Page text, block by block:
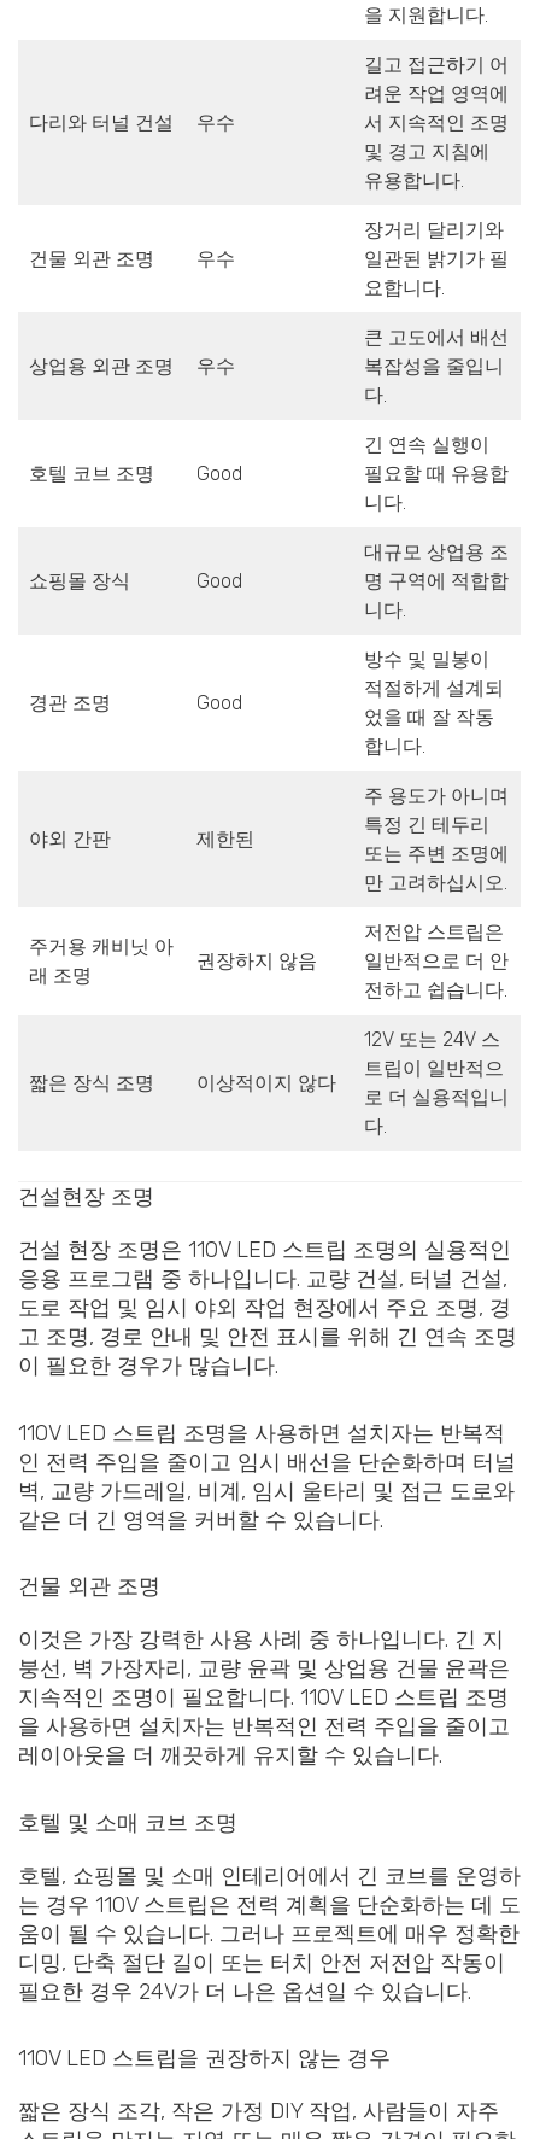
을 지원합니다.
다리와 터널 건설 우수
길고 접근하기 어
려운 작업 영역에
서 지속적인 조명
및 경고 지침에
유용합니다.
건물 외관 조명 우수
장거리 달리기와
일관된 밝기가 필
요합니다.
상업용 외관 조명 우수
큰 고도에서 배선
복잡성을 줄입니
다.
호텔 코브 조명 Good
긴 연속 실행이
필요할 때 유용합
니다.
쇼핑몰 장식 Good
대규모 상업용 조
명 구역에 적합합
니다.
경관 조명 Good
방수 및 밀봉이
적절하게 설계되
었을 때 잘 작동
합니다.
야외 간판 제한된
주 용도가 아니며
특정 긴 테두리
또는 주변 조명에
만 고려하십시오.
주거용 캐비닛 아
래 조명
권장하지 않음
저전압 스트립은
일반적으로 더 안
전하고 쉽습니다.
짧은 장식 조명 이상적이지 않다
12V 또는 24V 스
트립이 일반적으
로 더 실용적입니
다.
건설현장 조명
건설 현장 조명은 110V LED 스트립 조명의 실용적인
응용 프로그램 중 하나입니다. 교량 건설, 터널 건설,
도로 작업 및 임시 야외 작업 현장에서 주요 조명, 경
고 조명, 경로 안내 및 안전 표시를 위해 긴 연속 조명
이 필요한 경우가 많습니다.
110V LED 스트립 조명을 사용하면 설치자는 반복적
인 전력 주입을 줄이고 임시 배선을 단순화하며 터널
벽, 교량 가드레일, 비계, 임시 울타리 및 접근 도로와
같은 더 긴 영역을 커버할 수 있습니다.
건물 외관 조명
이것은 가장 강력한 사용 사례 중 하나입니다. 긴 지
붕선, 벽 가장자리, 교량 윤곽 및 상업용 건물 윤곽은
지속적인 조명이 필요합니다. 110V LED 스트립 조명
을 사용하면 설치자는 반복적인 전력 주입을 줄이고
레이아웃을 더 깨끗하게 유지할 수 있습니다.
호텔 및 소매 코브 조명
호텔, 쇼핑몰 및 소매 인테리어에서 긴 코브를 운영하
는 경우 110V 스트립은 전력 계획을 단순화하는 데 도
움이 될 수 있습니다. 그러나 프로젝트에 매우 정확한
디밍, 단축 절단 길이 또는 터치 안전 저전압 작동이
필요한 경우 24V가 더 나은 옵션일 수 있습니다.
110V LED 스트립을 권장하지 않는 경우
짧은 장식 조각, 작은 가정 DIY 작업, 사람들이 자주